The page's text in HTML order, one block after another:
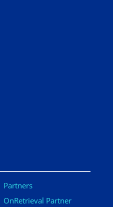
Partners
OnRetrieval Partner